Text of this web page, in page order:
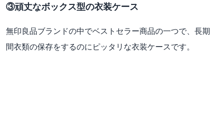
③頑丈なボックス型の衣装ケース
無印良品ブランドの中でベストセラー商品の一つで、長期
間衣類の保存をするのにピッタリな衣装ケースです。